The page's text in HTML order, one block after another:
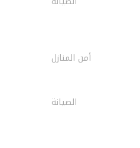
أمن المنازل
الصيانة